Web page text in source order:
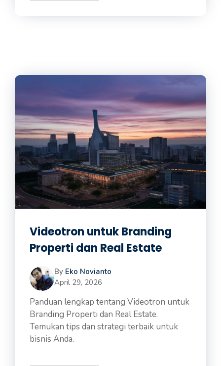
Videotron untuk Branding
Properti dan Real Estate
By Eko Novianto
April 29, 2026
Panduan lengkap tentang Videotron untuk
Branding Properti dan Real Estate.
Temukan tips dan strategi terbaik untuk
bisnis Anda.